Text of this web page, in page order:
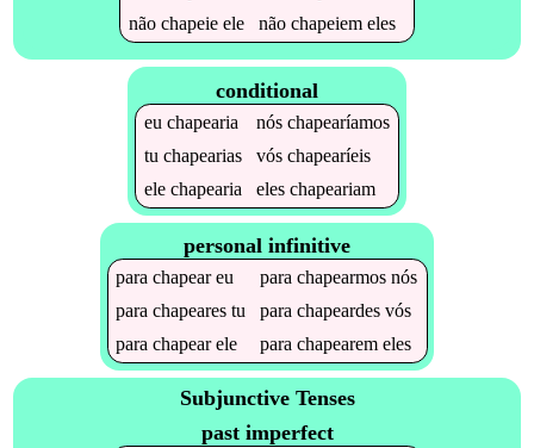
não chapeieele não chapeiemeles
conditional
eu chapearia nós chapearíamos
tu chapearias vós chapearíeis
ele chapearia eles chapeariam
personal infinitive
parachapeareu parachapearmos nós
parachapeares tu parachapeardes vós
parachapearele parachapearem eles
Subjunctive Tenses
past imperfect